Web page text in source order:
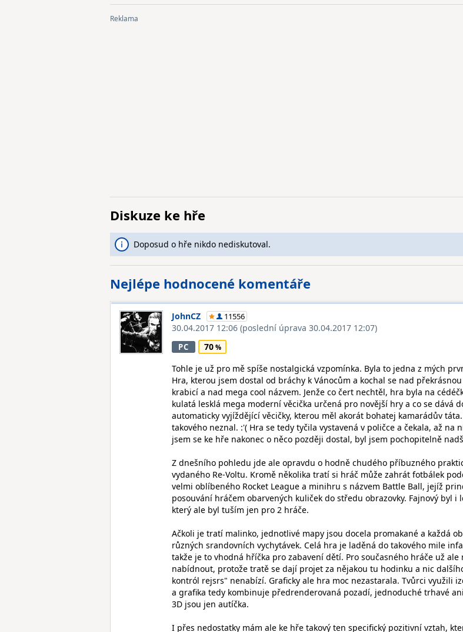
Diskuze ke hře
Doposud o hře nikdo nediskutoval.
Nejlépe hodnocené komentáře
JohnCZ 11556
30.04.2017 12:06 (poslední úprava 30.04.2017 12:07)
PC
70
Tohle je už pro mě spíše nostalgická vzpomínka. Byla to jedna z mých
Hra, kterou jsem dostal od bráchy k Vánocům a kochal se nad
krabicí a nad mega cool názvem. Jenže co čert nechtěl, hra byla na
kulatá lesklá mega moderní věcička určená pro novější hry a co se dává
automaticky vyjíždějící věcičky, kterou měl akorát bohatej kamarádův
takového neznal. :'( Hra se tedy tyčila vystavená v poličce a čekala, až na
jsem se ke hře nakonec o něco později dostal, byl jsem pochopitelně
Z dnešního pohledu jde ale opravdu o hodně chudého příbuzného
vydaného Re-Voltu. Kromě několika tratí si hráč může zahrát fotbálek
velmi oblíbeného Rocket League a minihru s názvem Battle Ball, jejíž
posouvání hráčem obarvených kuliček do středu obrazovky. Fajnový byl i
který ale byl tuším jen pro 2 hráče.
Ačkoli je tratí malinko, jednotlivé mapy jsou docela promakané a každá
různých srandovních vychytávek. Celá hra je laděná do takového mile
takže je to vhodná hříčka pro zabavení dětí. Pro současného hráče už ale
nabídnout, protože tratě se dají projet za nějakou tu hodinku a nic
kontról rejsrs" nenabízí. Graficky ale hra moc nezastarala. Tvůrci využili
a grafika tedy kombinuje předrenderovaná pozadí, jednoduché trhavé
3D jsou jen autíčka.
I přes nedostatky mám ale ke hře takový ten specifický pozitivní vztah,